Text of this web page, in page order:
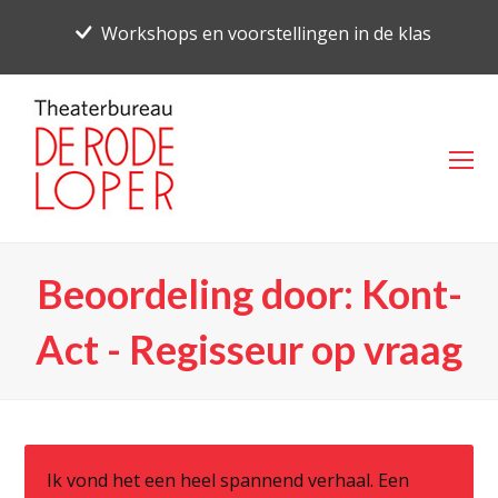
Workshops en voorstellingen in de klas
Beoordeling door: Kont-
Act - Regisseur op vraag
Ik vond het een heel spannend verhaal. Een